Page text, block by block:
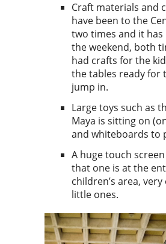
Craft materials and
have been to the
two times and it
the weekend, both
had crafts for the
the tables ready for
jump in.
Large toys such as
Maya is sitting on
and whiteboards to
A huge touch
that one is at the
children’s area,
little ones.